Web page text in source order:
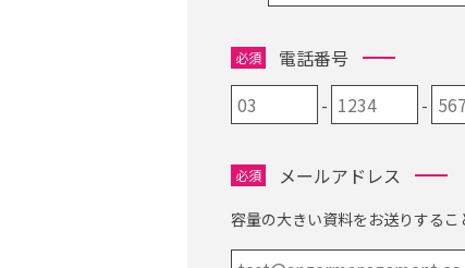
電話番号
必須
- -
メールアドレス
必須
容量の大きい資料をお送りする